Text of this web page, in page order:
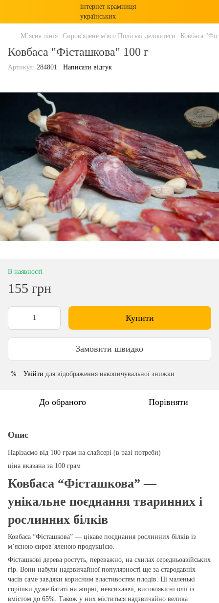
М`ясна лінія Сиров'ялене м'ясо Поліські делікатеси Ковбаса
Ковбаса "Фісташкова" 100 г
Артикул: 284801 Написати відгук
В наявності
155 грн
Купити
Замовити швидко
% Увійти для відображення накопичувальної знижки
До обраного Порівняти
Опис
Нарізаємо від 100 грам на слайсері (в разі потреби)
ціна вказана за 100 грам
Ковбаса “Фісташкова” —
унікальне поєднання тваринних і
рослинних білків
Ковбаса “Фісташкова” — цікаве поєднання рослинних білків із
м’ясною сиров’яленою продукцією.
Фісташкові дерева ростуть, переважно, на схилах середньоазійських
гір. Вони набули надзвичайної популярності ще за стародавніх
часів саме завдяки корисним властивостям плодів. Ці маленькі
горішки дуже багаті на жирні, невсихаючі, високоякісні олії із
вмістом до 65%. Також у них міститься надзвичайно велика